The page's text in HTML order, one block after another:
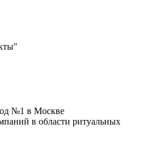
№1 в Москве
в области ритуальных